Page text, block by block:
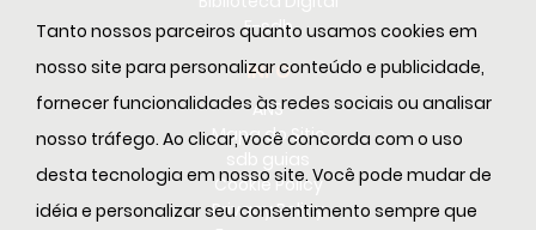
Tanto nossos parceiros quanto usamos cookies em
nosso site para personalizar conteúdo e publicidade,
fornecer funcionalidades às redes sociais ou analisar
nosso tráfego. Ao clicar, você concorda com o uso
desta tecnologia em nosso site. Você pode mudar de
idéia e personalizar seu consentimento sempre que
E-sdb
INFO
ANS
Mapa do Sitio
Cookie Policy
Privacy Policy